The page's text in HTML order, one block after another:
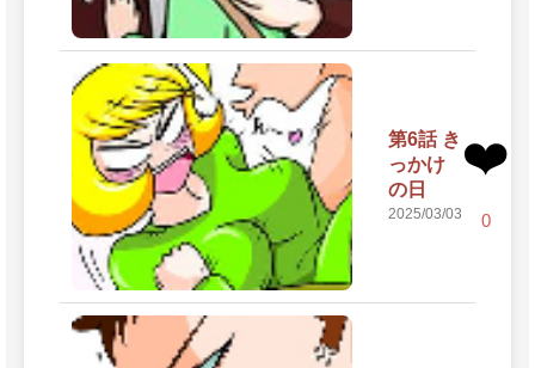
第6話 き
っかけ
の日
2025/03/03
❤️
0